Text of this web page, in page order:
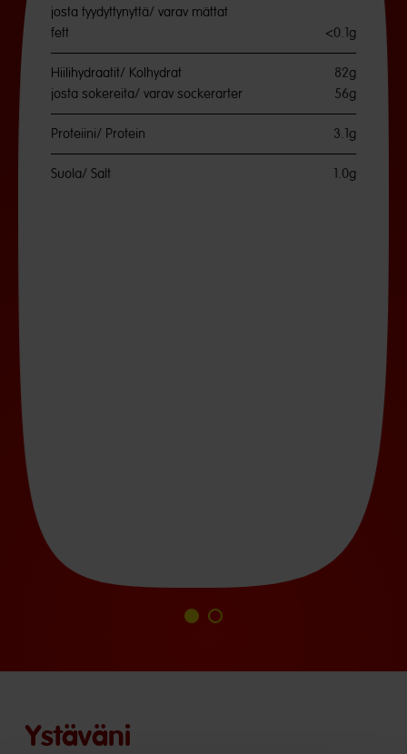
josta tyydyttynyttä/ varav mättat
fett
<0.1g
Hiilihydraatit/ Kolhydrat
82g
josta sokereita/ varav sockerarter
56g
Proteiini/ Protein 3.1g
Suola/ Salt 1.0g
SiirrySiirry
Ystäväni